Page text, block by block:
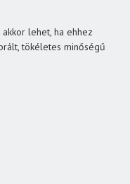
lehet, ha ehhez
tökéletes minőségű